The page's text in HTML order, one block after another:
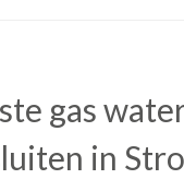
gas
in